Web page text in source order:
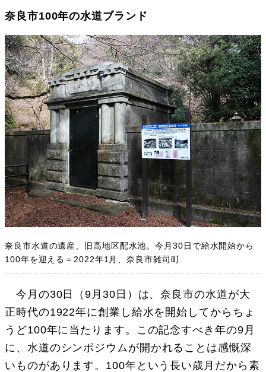
奈良市100年の水道ブランド
奈良市水道の遺産、旧高地区配水池。今月30日で給水開始から
100年を迎える＝2022年1月、奈良市雑司町
今月の30日（9月30日）は、奈良市の水道が大
正時代の1922年に創業し給水を開始してからちょ
うど100年に当たります。この記念すべき年の9月
に、水道のシンポジウムが開かれることは感慨深
いものがあります。100年という長い歳月だから素